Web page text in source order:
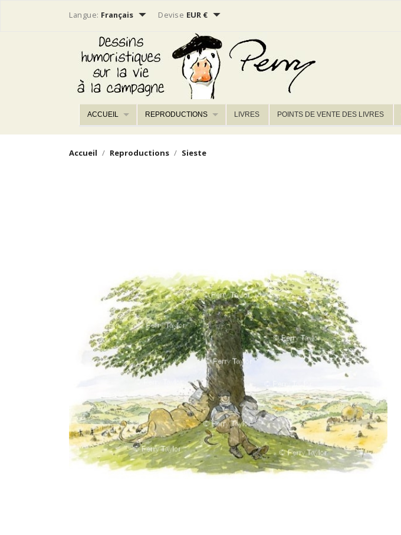
Langue: Français  Devise EUR € 
ACCUEIL REPRODUCTIONS LIVRES POINTS DE VENTE DES LIVRES
Accueil Reproductions Sieste